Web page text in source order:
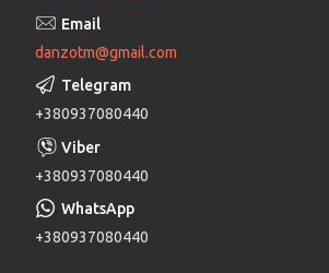
danzotm@gmail.com
+380937080440
+380937080440
+380937080440